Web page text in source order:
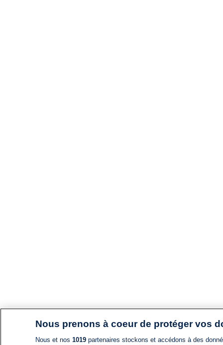
Nous prenons à coeur de protéger vos
Nous et nos 1019partenaires stockons et accédons à des